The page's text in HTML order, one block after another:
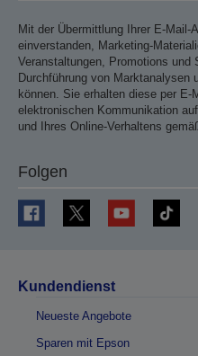
Mit der Übermittlung Ihrer E-
einverstanden, Marketing-
Veranstaltungen, Promotions
Durchführung von Marktanalysen
können. Sie erhalten diese per E-
elektronischen Kommunikation
und Ihres Online-Verhaltens
Folgen
Kundendienst
Neueste Angebote
Sparen mit Epson